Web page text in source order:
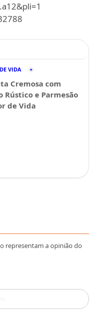
VIDA
Cremosa com
Rústico e Parmesão
de Vida
representam a opinião do